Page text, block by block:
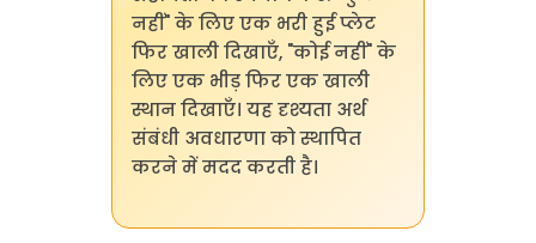
नहीं" के लिए एक भरी हुई प्लेट
फिर खाली दिखाएँ, "कोई नहीं" के
लिए एक भीड़ फिर एक खाली
स्थान दिखाएँ। यह दृश्यता अर्थ
संबंधी अवधारणा को स्थापित
करने में मदद करती है।